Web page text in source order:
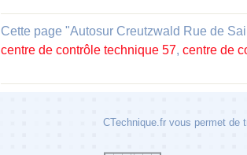
Cette page "Autosur Creutzwald Rue de
centre de contrôle technique 57, centre de
CTechnique.fr vous permet de